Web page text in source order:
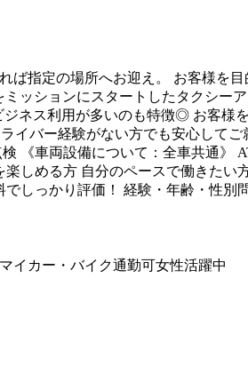
指定の場所へお迎え。 お客様を
ッションにスタートしたタクシー
ネス利用が多いのも特徴◎ お客様
イバー経験がない方でも安心して
《車両設備について：全車共通》
しめる方 自分のペースで働きた
しっかり評価！ 経験・年齢・性別
マイカー・バイク通勤可女性活躍中